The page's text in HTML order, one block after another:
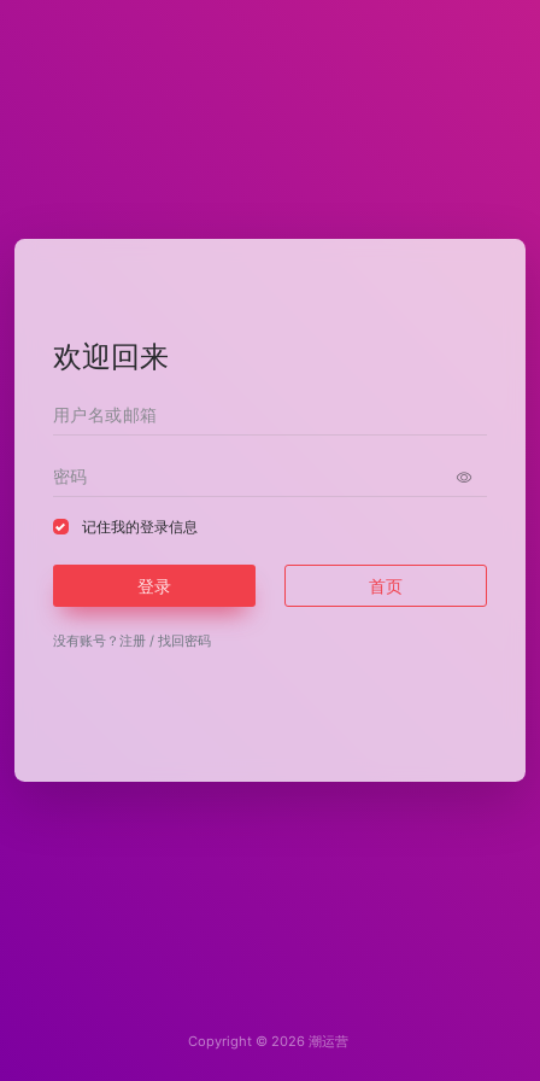
欢迎回来
记住我的登录信息
登录 首页
没有账号？ 注册 / 找回密码
Copyright © 2026 潮运营